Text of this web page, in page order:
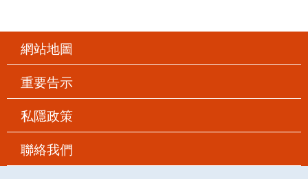
網站地圖
重要告示
私隱政策
聯絡我們